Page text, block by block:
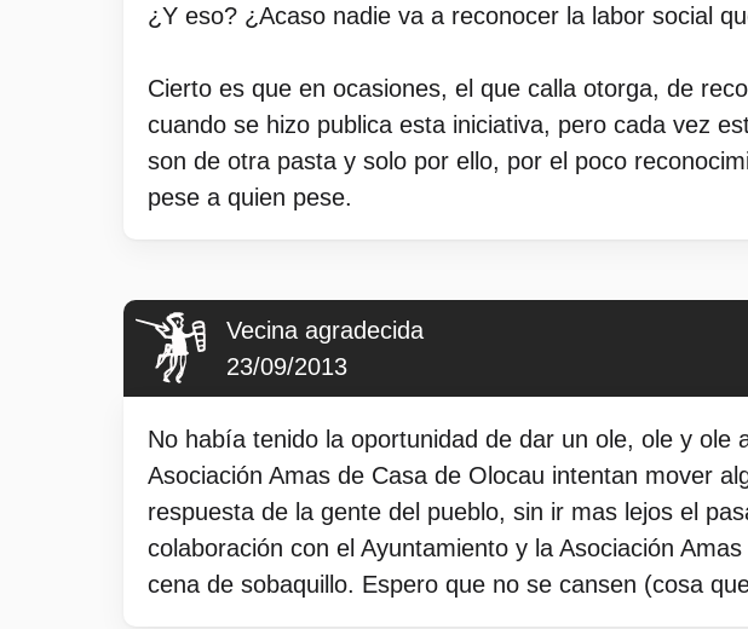
¿Y eso? ¿Acaso nadie va a reconocer la labor social
Cierto es que en ocasiones, el que calla otorga, de
cuando se hizo publica esta iniciativa, pero cada vez
son de otra pasta y solo por ello, por el poco
pese a quien pese.
Vecina agradecida
23/09/2013
No había tenido la oportunidad de dar un ole, ole y
Asociación Amas de Casa de Olocau intentan mover
respuesta de la gente del pueblo, sin ir mas lejos el
colaboración con el Ayuntamiento y la Asociación
cena de sobaquillo. Espero que no se cansen (cosa